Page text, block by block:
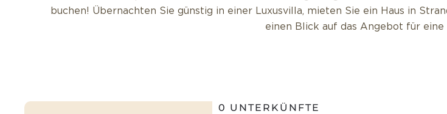
buchen! Übernachten Sie günstig in einer Luxusvilla, mieten Sie ein Haus in
einen Blick auf das Angebot für eine
0 UNTERKÜNFTE